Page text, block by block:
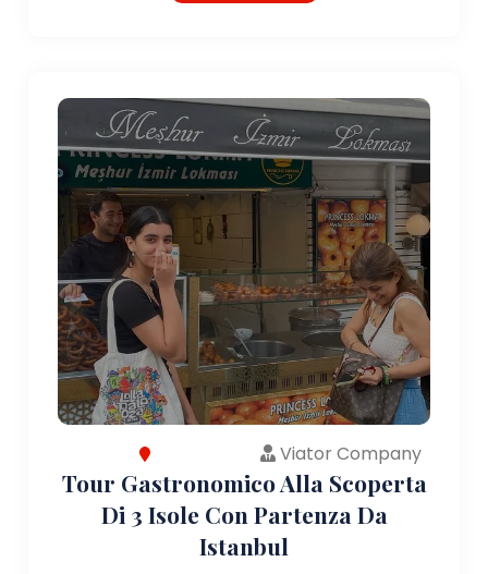
Viator Company
Tour Gastronomico Alla Scoperta
Di 3 Isole Con Partenza Da
Istanbul